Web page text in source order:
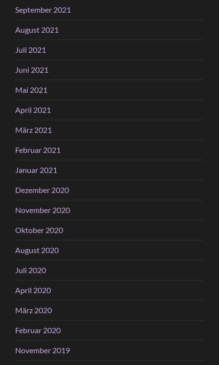
September 2021
August 2021
Juli 2021
Juni 2021
Mai 2021
April 2021
März 2021
Februar 2021
Januar 2021
Dezember 2020
November 2020
Oktober 2020
August 2020
Juli 2020
April 2020
März 2020
Februar 2020
November 2019